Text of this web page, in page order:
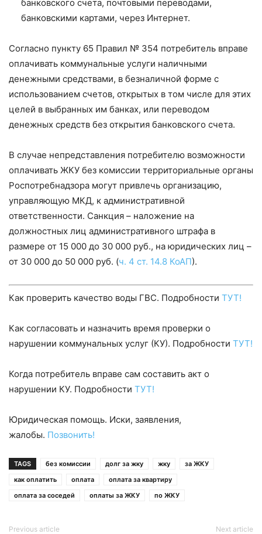
банковского счета, почтовыми переводами,
банковскими картами, через Интернет.
Согласно пункту 65 Правил № 354 потребитель вправе
оплачивать коммунальные услуги наличными
денежными средствами, в безналичной форме с
использованием счетов, открытых в том числе для этих
целей в выбранных им банках, или переводом
денежных средств без открытия банковского счета.
В случае непредставления потребителю возможности
оплачивать ЖКУ без комиссии территориальные органы
Роспотребнадзора могут привлечь организацию,
управляющую МКД, к административной
ответственности. Санкция – наложение на
должностных лиц административного штрафа в
размере от 15 000 до 30 000 руб., на юридических лиц –
от 30 000 до 50 000 руб. (ч. 4 ст. 14.8 КоАП).
Как проверить качество воды ГВС. Подробности ТУТ!
Как согласовать и назначить время проверки о
нарушении коммунальных услуг (КУ). Подробности ТУТ!
Когда потребитель вправе сам составить акт о
нарушении КУ. Подробности ТУТ!
Юридическая помощь. Иски, заявления,
жалобы. Позвонить!
TAGS без комиссии долг за жку жку
за ЖКУ
как оплатить
оплата
оплата за квартиру
оплата за соседей
оплаты за ЖКУ по ЖКУ
Previous article Next article